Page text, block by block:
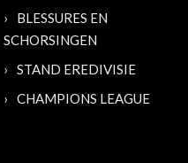
BLESSURES EN
SCHORSINGEN
STAND EREDIVISIE
CHAMPIONS LEAGUE